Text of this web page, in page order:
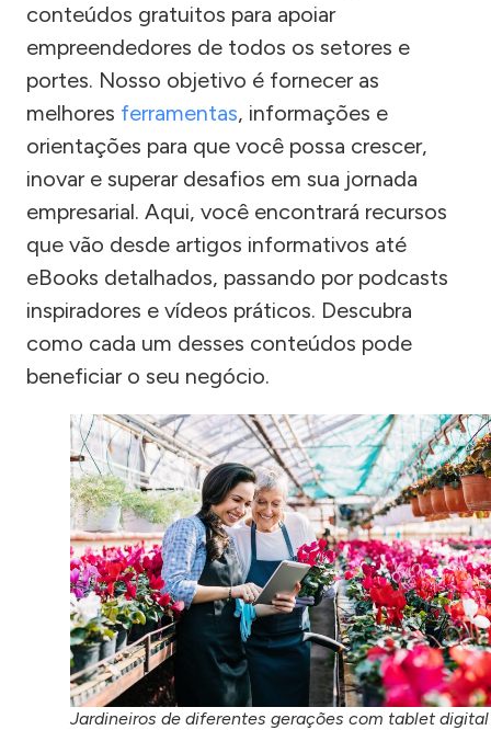
conteúdos gratuitos para apoiar
empreendedores de todos os setores e
portes. Nosso objetivo é fornecer as
melhores ferramentas, informações e
orientações para que você possa crescer,
inovar e superar desafios em sua jornada
empresarial. Aqui, você encontrará recursos
que vão desde artigos informativos até
eBooks detalhados, passando por podcasts
inspiradores e vídeos práticos. Descubra
como cada um desses conteúdos pode
beneficiar o seu negócio.
Jardineiros de diferentes gerações com tablet digital